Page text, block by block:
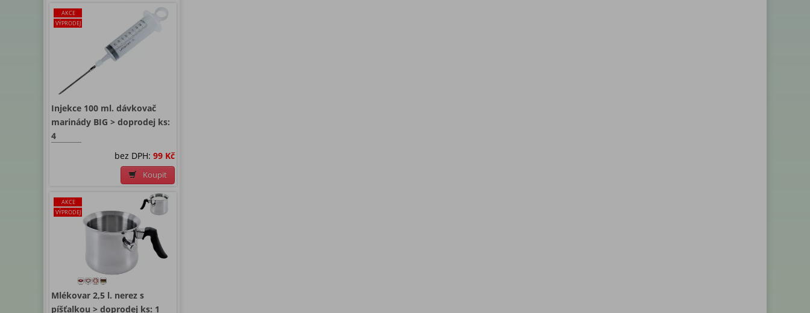
AKCE
VÝPRODEJ
Injekce 100 ml. dávkovač
marinády BIG > doprodej ks:
4
bez DPH: 99 Kč
Koupit
AKCE
VÝPRODEJ
Mlékovar 2,5 l. nerez s
píšťalkou > doprodej ks: 1